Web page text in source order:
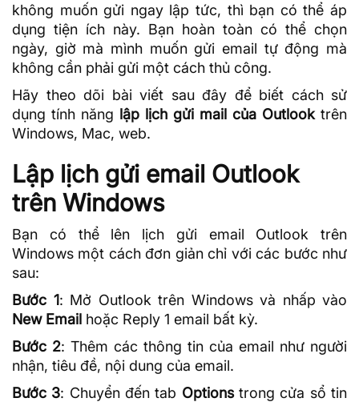
không muốn gửi ngay lập tức, thì bạn có thể áp
dụng tiện ích này. Bạn hoàn toàn có thể chọn
ngày, giờ mà mình muốn gửi email tự động mà
không cần phải gửi một cách thủ công.
Hãy theo dõi bài viết sau đây để biết cách sử
dụng tính năng lập lịch gửi mail của Outlooktrên
Windows, Mac, web.
Lập lịch gửi email Outlook
trên Windows
Bạn có thể lên lịch gửi email Outlook trên
Windows một cách đơn giản chỉ với các bước như
sau:
Bước 1: Mở Outlook trên Windows và nhấp vào
New Email hoặc Reply 1 email bất kỳ.
Bước 2: Thêm các thông tin của email như người
nhận, tiêu đề, nội dung của email.
Bước 3: Chuyển đến tab Optionstrong cửa sổ tin